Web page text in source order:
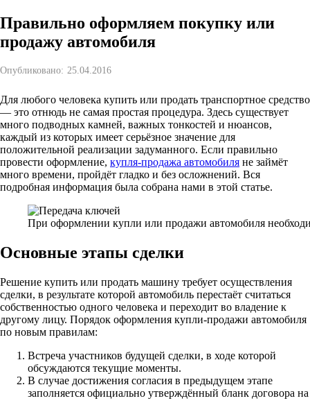
Правильно оформляем покупку или
продажу автомобиля
Опубликовано: 25.04.2016
Для любого человека купить или продать транспортное средство
— это отнюдь не самая простая процедура. Здесь существует
много подводных камней, важных тонкостей и нюансов,
каждый из которых имеет серьёзное значение для
положительной реализации задуманного. Если правильно
провести оформление, купля-продажа автомобиля не займёт
много времени, пройдёт гладко и без осложнений. Вся
подробная информация была собрана нами в этой статье.
При оформлении купли или продажи автомобиля
Основные этапы сделки
Решение купить или продать машину требует осуществления
сделки, в результате которой автомобиль перестаёт считаться
собственностью одного человека и переходит во владение к
другому лицу. Порядок оформления купли-продажи автомобиля
по новым правилам:
Встреча участников будущей сделки, в ходе которой
обсуждаются текущие моменты.
В случае достижения согласия в предыдущем этапе
заполняется официально утверждённый бланк договора на